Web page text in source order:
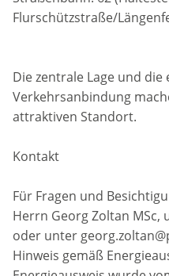
Flurschützstraße/
Die zentrale Lage und die
Verkehrsanbindung
attraktiven Standort.
Kontakt
Für Fragen und
Herrn Georg Zoltan MSc,
oder unter
Hinweis gemäß